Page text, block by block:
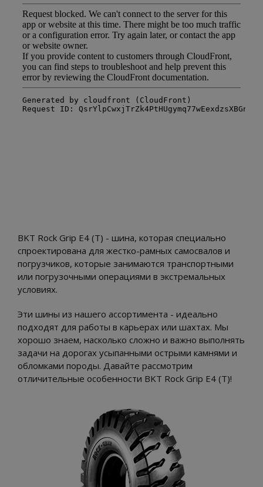
BKT Rock Grip E4 (T) - шина, которая специально
спроектирована для жестко-рамных самосвалов и
погрузчиков, которые занимаются транспортными
или погрузочными операциями в экстремальных
условиях.
Эти шины из нашего ассортимента - идеально
подходят для работы в карьерах или шахтах. Мы
хорошо знаем, насколько сложно и важно выполнять
задачи на дорогах усыпанными острыми камнями и
обломками породы. Давайте рассмотрим
отличительные особенности BKT Rock Grip E4 (T)!